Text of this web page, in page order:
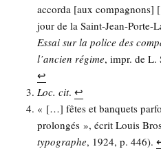
accor­da [aux
jour de la Saint-Jean-
Essai sur la police des
l’an­cien régime, impr. de L.
↩︎
Loc. cit.↩︎
« […] fêtes et ban­quets
pro­lon­gés », écrit Louis
typo­graphe, 1924, p. 446).